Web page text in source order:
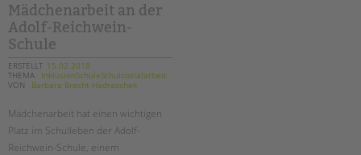
PROFIL | LEITBILD
Bereiche im Überblick
Kinder- und Jugendschutz
Unsere Videos
schoolcoach BTL
tandem international
–
ein
fachtag
bei
tandem
btl
Mädchenarbeit an der
Adolf-Reichwein-
Schule
ERSTELLT 15.02.2018
THEMA
InklusionSchuleSchulsozialarbeit
VON
Barbara Brecht-Hadraschek
Mädchenarbeit hat einen wichtigen
Platz im Schulleben der Adolf-
Reichwein-Schule, einem